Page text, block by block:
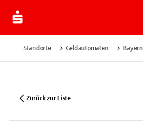
Standorte Geldautomaten Bayern
Zurück zur Liste